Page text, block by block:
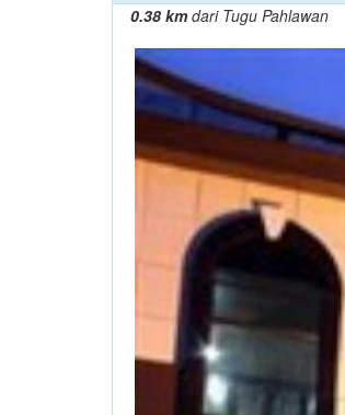
0.38 kmdari Tugu Pahlawan